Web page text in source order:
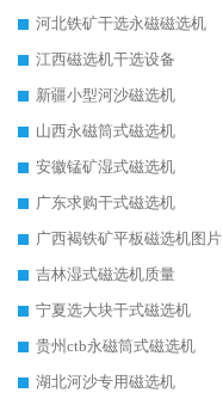
河北铁矿干选永磁磁选机
江西磁选机干选设备
新疆小型河沙磁选机
山西永磁筒式磁选机
安徽锰矿湿式磁选机
广东求购干式磁选机
广西褐铁矿平板磁选机图片
吉林湿式磁选机质量
宁夏选大块干式磁选机
贵州ctb永磁筒式磁选机
湖北河沙专用磁选机